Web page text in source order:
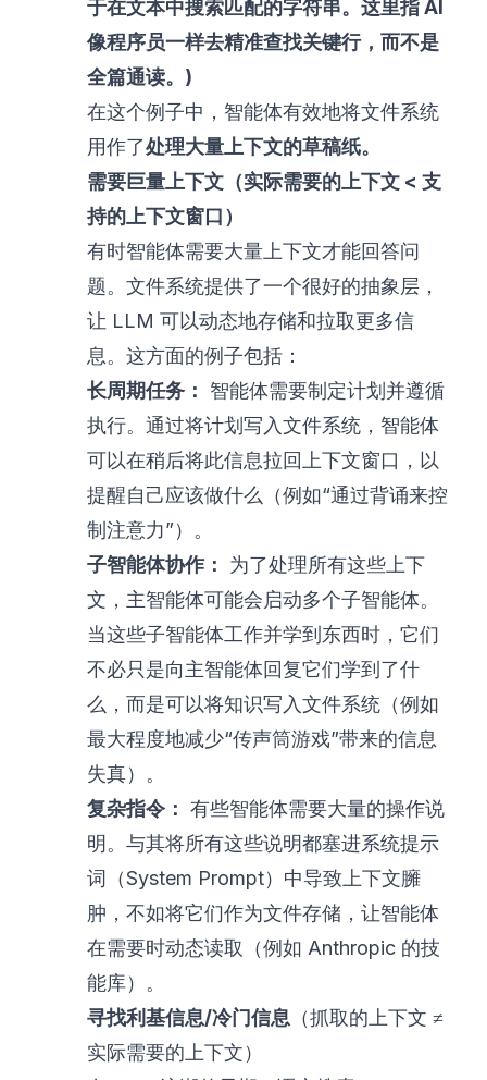
于在文本中搜索匹配的字符串。这里指 AI
像程序员一样去精准查找关键行，而不是
全篇通读。)
在这个例子中，智能体有效地将文件系统
用作了处理大量上下文的草稿纸。
需要巨量上下文（实际需要的上下文 < 支
持的上下文窗口）
有时智能体需要大量上下文才能回答问
题。文件系统提供了一个很好的抽象层，
让 LLM 可以动态地存储和拉取更多信
息。这方面的例子包括：
长周期任务：
智能体需要制定计划并遵循
执行。通过将计划写入文件系统，智能体
可以在稍后将此信息拉回上下文窗口，以
提醒自己应该做什么（例如“通过背诵来控
制注意力”）。
子智能体协作：
为了处理所有这些上下
文，主智能体可能会启动多个子智能体。
当这些子智能体工作并学到东西时，它们
不必只是向主智能体回复它们学到了什
么，而是可以将知识写入文件系统（例如
最大程度地减少“传声筒游戏”带来的信息
失真）。
复杂指令： 有些智能体需要大量的操作说
明。与其将所有这些说明都塞进系统提示
词（System Prompt）中导致上下文臃
肿，不如将它们作为文件存储，让智能体
在需要时动态读取（例如 Anthropic 的技
能库）。
寻找利基信息/冷门信息 （抓取的上下文 ≠
实际需要的上下文）